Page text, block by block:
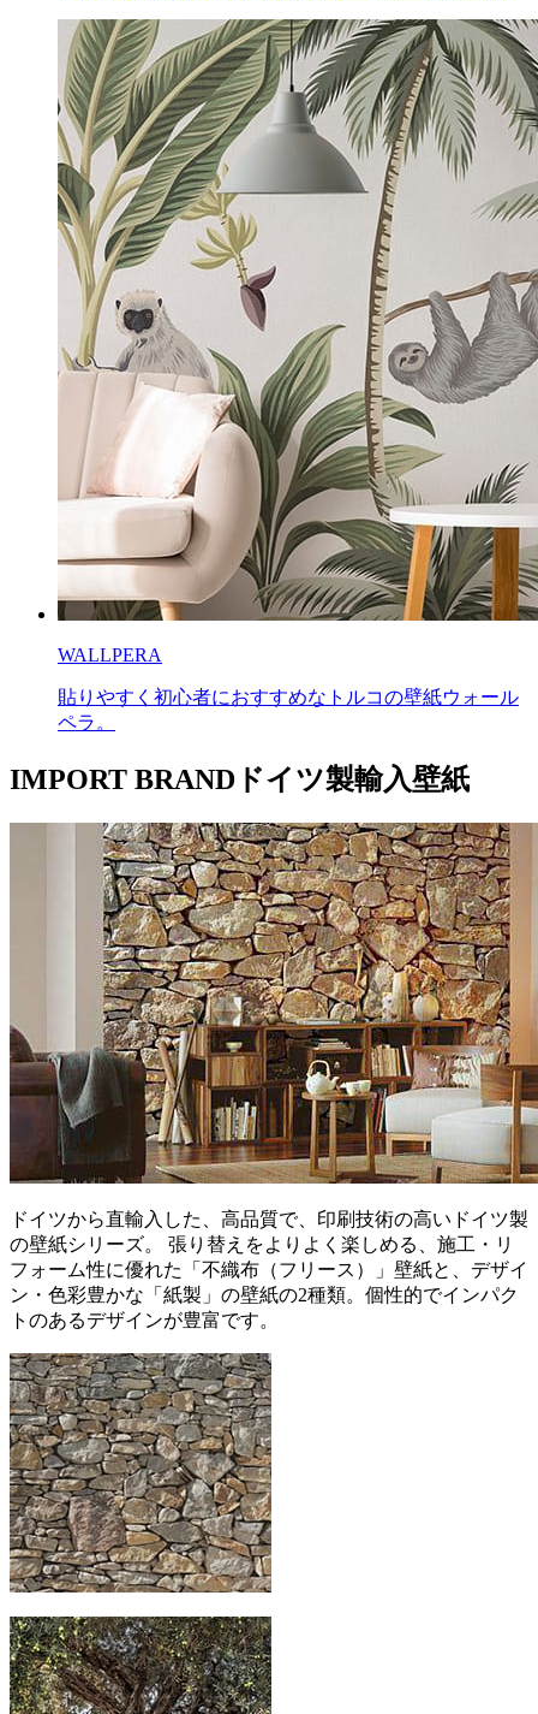
WALLPERA
貼りやすく初心者におすすめなトルコの壁紙ウォール
ペラ。
IMPORT BRAND ドイツ製輸入壁紙
ドイツから直輸入した、高品質で、印刷技術の高いドイツ製
の壁紙シリーズ。 張り替えをよりよく楽しめる、施工・リ
フォーム性に優れた「不織布（フリース）」壁紙と、デザイ
ン・色彩豊かな「紙製」の壁紙の2種類。個性的でインパク
トのあるデザインが豊富です。